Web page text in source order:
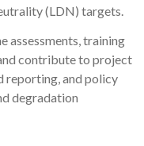
(LDN) targets.
assessments, training
contribute to project
reporting, and policy
degradation